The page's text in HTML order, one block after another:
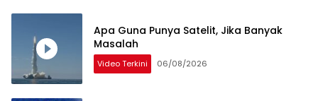
Apa Guna Punya Satelit, Jika Banyak
Masalah
Video Terkini 06/08/2026